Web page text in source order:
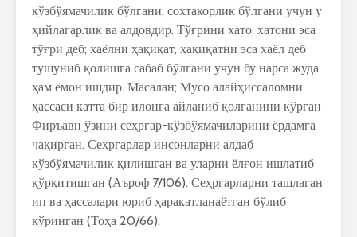
кўзбўямачилик бўлгани, сохтакорлик бўлгани учун у
ҳийлагарлик ва алдовдир. Тўғрини хато, хатони эса
тўғри деб; хаёлни ҳақиқат, ҳақиқатни эса хаёл деб
тушуниб қолишга сабаб бўлгани учун бу нарса жуда
ҳам ёмон ишдир. Масалан; Мусо алайҳиссаломни
ҳассаси катта бир илонга айланиб қолганини кўрган
Фиръавн ўзини сеҳргар-кўзбўямачиларини ёрдамга
чақирган. Сеҳргарлар инсонларни алдаб
кўзбўямачилик қилишган ва уларни ёлғон ишлатиб
қўрқитишган (Аъроф 7/106). Сеҳргарларни ташлаган
ип ва ҳассалари юриб ҳаракатланаётган бўлиб
кўринган (Тоҳа 20/66).